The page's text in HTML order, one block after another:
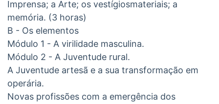
Imprensa; a Arte; os vestígiosmateriais; a
memória. (3 horas)
B - Os elementos
Módulo 1 - A virilidade masculina.
Módulo 2 - A Juventude rural.
A Juventude artesã e a sua transformação em
operária.
Novas profissões com a emergência dos